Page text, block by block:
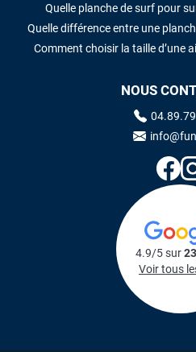
Quelle planche de surf pour
Quelle différence entre une
Comment choisir la taille d’une
NOUS
4.9/5 sur
Voir tous